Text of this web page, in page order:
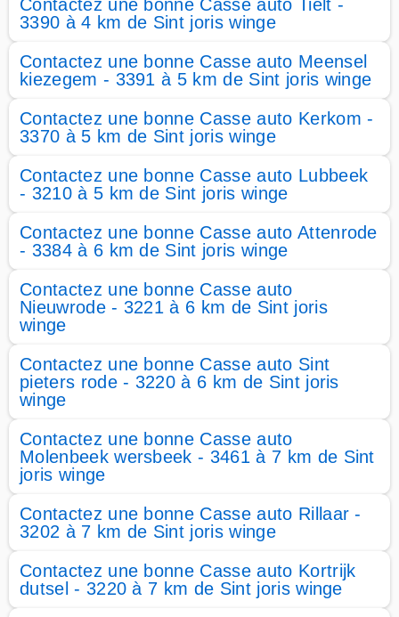
Contactez une bonne Casse auto Tielt -
3390 à 4 km de Sint joris winge
Contactez une bonne Casse auto Meensel
kiezegem - 3391 à 5 km de Sint joris winge
Contactez une bonne Casse auto Kerkom -
3370 à 5 km de Sint joris winge
Contactez une bonne Casse auto Lubbeek
- 3210 à 5 km de Sint joris winge
Contactez une bonne Casse auto Attenrode
- 3384 à 6 km de Sint joris winge
Contactez une bonne Casse auto
Nieuwrode - 3221 à 6 km de Sint joris
winge
Contactez une bonne Casse auto Sint
pieters rode - 3220 à 6 km de Sint joris
winge
Contactez une bonne Casse auto
Molenbeek wersbeek - 3461 à 7 km de Sint
joris winge
Contactez une bonne Casse auto Rillaar -
3202 à 7 km de Sint joris winge
Contactez une bonne Casse auto Kortrijk
dutsel - 3220 à 7 km de Sint joris winge